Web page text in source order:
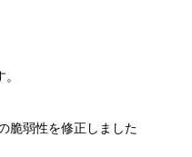
脆弱性を修正しました